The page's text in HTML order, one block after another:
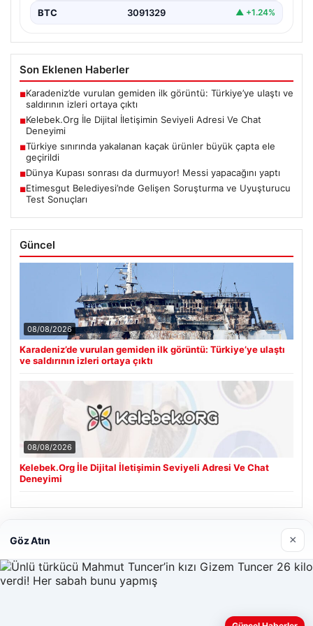
BTC 3091329 ▲ +1.24%
Son Eklenen Haberler
■Karadeniz’de vurulan gemiden ilk görüntü: Türkiye’ye ulaştı ve
saldırının izleri ortaya çıktı
■Kelebek.Org İle Dijital İletişimin Seviyeli Adresi Ve Chat
Deneyimi
■Türkiye sınırında yakalanan kaçak ürünler büyük çapta ele
geçirildi
■Dünya Kupası sonrası da durmuyor! Messi yapacağını yaptı
■Etimesgut Belediyesi’nde Gelişen Soruşturma ve Uyuşturucu
Test Sonuçları
Güncel
08/08/2026
Karadeniz’de vurulan gemiden ilk görüntü: Türkiye’ye ulaştı
ve saldırının izleri ortaya çıktı
08/08/2026
Kelebek.Org İle Dijital İletişimin Seviyeli Adresi Ve Chat
Deneyimi
Son Eklenen Firmalar
Cengiz Sigorta
06/23/2026
Göz Atın ×